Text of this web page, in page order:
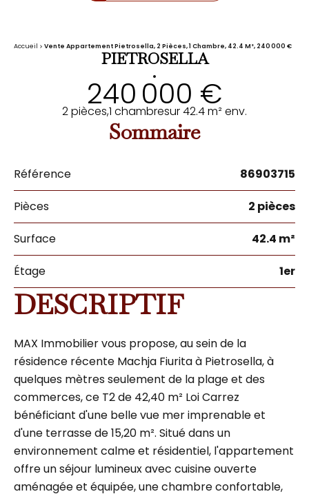
Accueil Vente Appartement Pietrosella, 2 Pièces, 1 Chambre, 42.4 M², 240 000 €
PIETROSELLA
•
240 000 €
2 pièces,1 chambresur 42.4 m² env.
Sommaire
Référence 86903715
Pièces 2 pièces
Surface 42.4 m²
Étage 1er
DESCRIPTIF
MAX Immobilier vous propose, au sein de la
résidence récente Machja Fiurita à Pietrosella, à
quelques mètres seulement de la plage et des
commerces, ce T2 de 42,40 m² Loi Carrez
bénéficiant d'une belle vue mer imprenable et
d'une terrasse de 15,20 m². Situé dans un
environnement calme et résidentiel, l'appartement
offre un séjour lumineux avec cuisine ouverte
aménagée et équipée, une chambre confortable,